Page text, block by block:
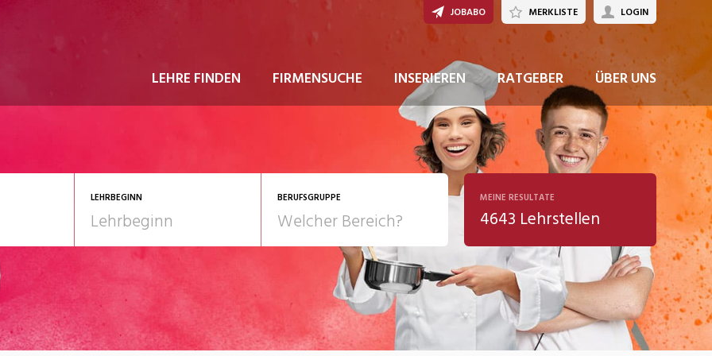
LEHRE FINDEN FIRMENSUCHE INSERIEREN RATGEBER ÜBER UNS
JOBABO MERKLISTE LOGIN
LEHRBEGINN BERUFSGRUPPE
Gesundheit/Pflege/Soziales
Telco
Kultur
MEINE RESULTATE
4643 Lehrstellen
JETZT BEWERBEN